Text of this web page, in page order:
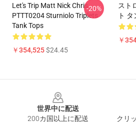
Let's Trip Matt Nick Chris
PTTT0204 Sturniolo Triplets
Tank Tops
￥354,525$24.45
-20%
スト
ト
￥
世界中に配送
200カ国以上に配送
クリ